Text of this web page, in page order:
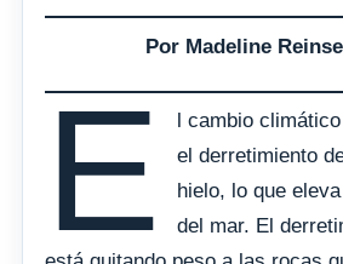
Por Madeline
E
l cambio
el derretimiento
hielo, lo que
del mar. El